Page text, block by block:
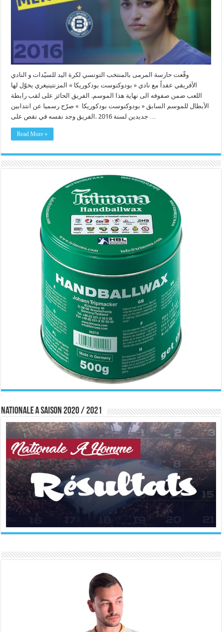
وقّعت حارسة المرمى بالمنتخب التونسي لكرة اليد للسيّدات و النادي
الأفريقي عقداً مع نادي « بودوكنوست بودكوريكا » المزنتينيغري يخوّل لها
اللعب ضمن صفوفه الى نهاية هذا الموسم. الفريق الحائز على لقب رابطة
الأبطال للموسم السابق « بودوكنوست بودكوريكا » صرّح رسميا عن انتدابين
جديدين لسنة 2016 .الفريق وجد نفسه في نقص على …
Read More »
Nationale A saison 2020 / 2021